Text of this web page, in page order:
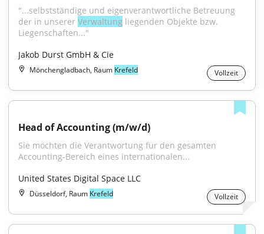
"...selbstständige und eigenverantwortliche Betreuung
der in unserer Verwaltung liegenden Objekte bzw.
Liegenschaften..."
Jakob Durst GmbH & Cie
Mönchengladbach, Raum Krefeld Vollzeit
Head of Accounting (m/w/d)
Sie möchten die Verantwortung für den gesamten
Accounting-Bereich eines internationalen...
United States Digital Space LLC
Düsseldorf, Raum Krefeld Vollzeit